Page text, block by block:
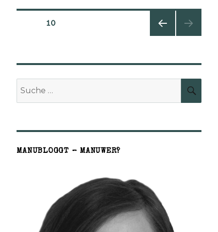
Seitennummerierung
Beiträge
10
MANUBLOGGT – MANUWER?